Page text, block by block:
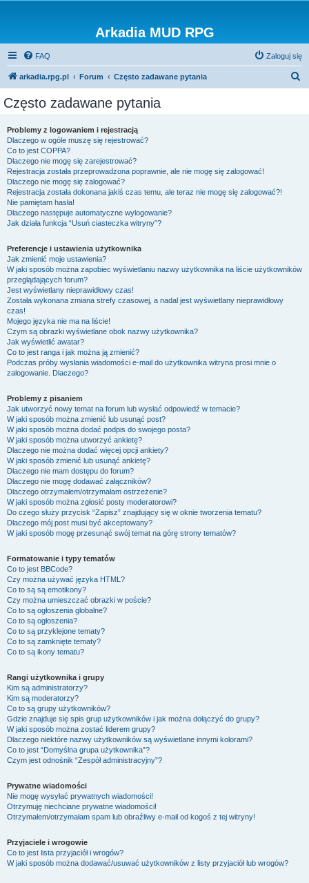
Arkadia MUD RPG
FAQ Zaloguj się
arkadia.rpg.pl Forum Często zadawane pytania
Często zadawane pytania
Problemy z logowaniem i rejestracją
Dlaczego w ogóle muszę się rejestrować?
Co to jest COPPA?
Dlaczego nie mogę się zarejestrować?
Rejestracja została przeprowadzona poprawnie, ale nie mogę się zalogować!
Dlaczego nie mogę się zalogować?
Rejestracja została dokonana jakiś czas temu, ale teraz nie mogę się zalogować?!
Nie pamiętam hasła!
Dlaczego następuje automatyczne wylogowanie?
Jak działa funkcja “Usuń ciasteczka witryny”?
Preferencje i ustawienia użytkownika
Jak zmienić moje ustawienia?
W jaki sposób można zapobiec wyświetlaniu nazwy użytkownika na liście użytkowników
przeglądających forum?
Jest wyświetlany nieprawidłowy czas!
Została wykonana zmiana strefy czasowej, a nadal jest wyświetlany nieprawidłowy
czas!
Mojego języka nie ma na liście!
Czym są obrazki wyświetlane obok nazwy użytkownika?
Jak wyświetlić awatar?
Co to jest ranga i jak można ją zmienić?
Podczas próby wysłania wiadomości e-mail do użytkownika witryna prosi mnie o
zalogowanie. Dlaczego?
Problemy z pisaniem
Jak utworzyć nowy temat na forum lub wysłać odpowiedź w temacie?
W jaki sposób można zmienić lub usunąć post?
W jaki sposób można dodać podpis do swojego posta?
W jaki sposób można utworzyć ankietę?
Dlaczego nie można dodać więcej opcji ankiety?
W jaki sposób zmienić lub usunąć ankietę?
Dlaczego nie mam dostępu do forum?
Dlaczego nie mogę dodawać załączników?
Dlaczego otrzymałem/otrzymałam ostrzeżenie?
W jaki sposób można zgłosić posty moderatorowi?
Do czego służy przycisk “Zapisz” znajdujący się w oknie tworzenia tematu?
Dlaczego mój post musi być akceptowany?
W jaki sposób mogę przesunąć swój temat na górę strony tematów?
Formatowanie i typy tematów
Co to jest BBCode?
Czy można używać języka HTML?
Co to są są emotikony?
Czy można umieszczać obrazki w poście?
Co to są ogłoszenia globalne?
Co to są ogłoszenia?
Co to są przyklejone tematy?
Co to są zamknięte tematy?
Co to są ikony tematu?
Rangi użytkownika i grupy
Kim są administratorzy?
Kim są moderatorzy?
Co to są grupy użytkowników?
Gdzie znajduje się spis grup użytkowników i jak można dołączyć do grupy?
W jaki sposób można zostać liderem grupy?
Dlaczego niektóre nazwy użytkowników są wyświetlane innymi kolorami?
Co to jest “Domyślna grupa użytkownika”?
Czym jest odnośnik “Zespół administracyjny”?
Prywatne wiadomości
Nie mogę wysyłać prywatnych wiadomości!
Otrzymuję niechciane prywatne wiadomości!
Otrzymałem/otrzymałam spam lub obraźliwy e-mail od kogoś z tej witryny!
Przyjaciele i wrogowie
Co to jest lista przyjaciół i wrogów?
W jaki sposób można dodawać/usuwać użytkowników z listy przyjaciół lub wrogów?